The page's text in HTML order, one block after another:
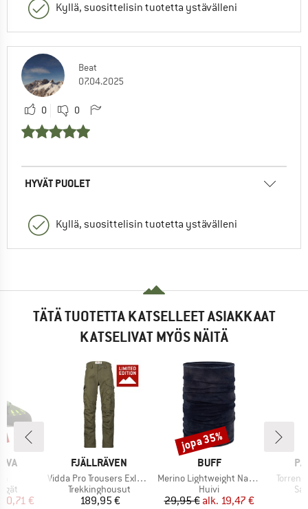
Kyllä, suosittelisin tuotetta ystävälleni
Beat
07.04.2025
0 0
HYVÄT PUOLET
Kyllä, suosittelisin tuotetta ystävälleni
TÄTÄ TUOTETTA KATSELLEET ASIAKKAAT
KATSELIVAT MYÖS NÄITÄ
hinta
80,71 €
MERKKI
FJÄLLRÄVEN
Tuote
Vidda Pro Trousers Exlusive
Tuoteryhmä
Trekkinghousut
Hinta
189,95 €
MERKKI
BUFF
Tuote
Merino Lightweight Natural Dye
Tuoteryhmä
Huivi
Hinta
29,95 € Alennettu hinta
alk. 19,47 €
Alennus
jopa 35%
Tuote